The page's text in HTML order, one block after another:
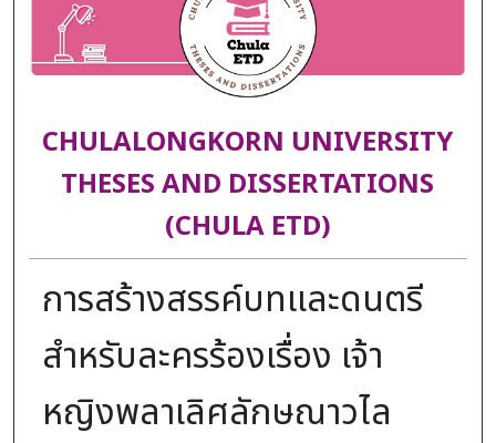
CHULALONGKORN UNIVERSITY
THESES AND DISSERTATIONS
(CHULA ETD)
การสร้างสรรค์บทและดนตรี
สำหรับละครร้องเรื่อง เจ้า
หญิงพลาเลิศลักษณาวไล